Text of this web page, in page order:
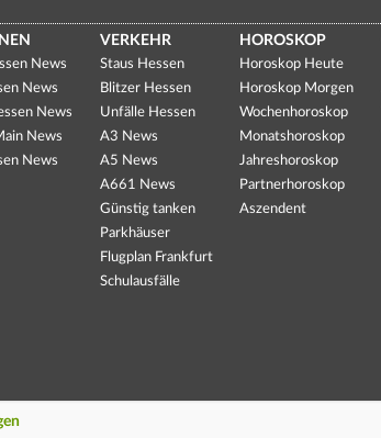
News
News
News
News
News
VERKEHR
Staus Hessen
Blitzer Hessen
Unfälle Hessen
A3 News
A5 News
A661 News
Günstig tanken
Parkhäuser
Flugplan Frankfurt
Schulausfälle
HOROSKOP
Horoskop Heute
Horoskop Morgen
Wochenhoroskop
Monatshoroskop
Jahreshoroskop
Partnerhoroskop
Aszendent